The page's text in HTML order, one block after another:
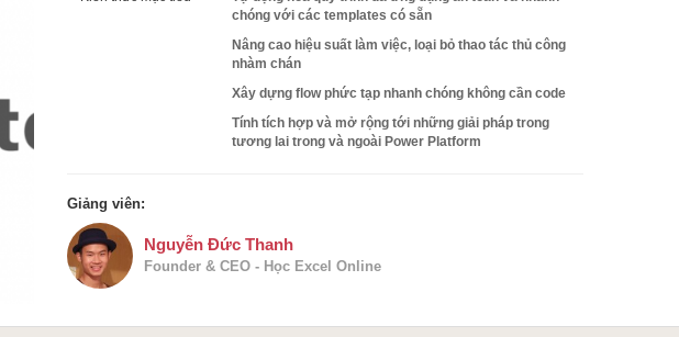
chóng với các templates có sẵn
Nâng cao hiệu suất làm việc, loại bỏ thao tác thủ công
nhàm chán
Xây dựng flow phức tạp nhanh chóng không cần code
Tính tích hợp và mở rộng tới những giải pháp trong
tương lai trong và ngoài Power Platform
Giảng viên:
Nguyễn Đức Thanh
Founder & CEO - Học Excel Online